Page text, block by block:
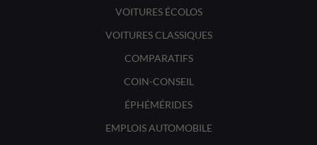
VOITURES ÉCOLOS
VOITURES CLASSIQUES
COMPARATIFS
COIN-CONSEIL
ÉPHÉMÉRIDES
EMPLOIS AUTOMOBILE